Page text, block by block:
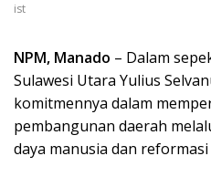
ist
NPM, Manado – Dalam
Sulawesi Utara Yulius
komitmennya dalam
pembangunan daerah
daya manusia dan